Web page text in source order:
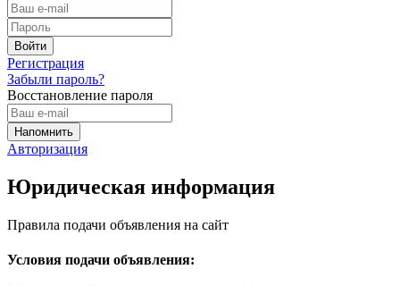
Регистрация
Забыли пароль?
Восстановление пароля
Авторизация
Юридическая информация
Правила подачи объявления на сайт
Условия подачи объявления: